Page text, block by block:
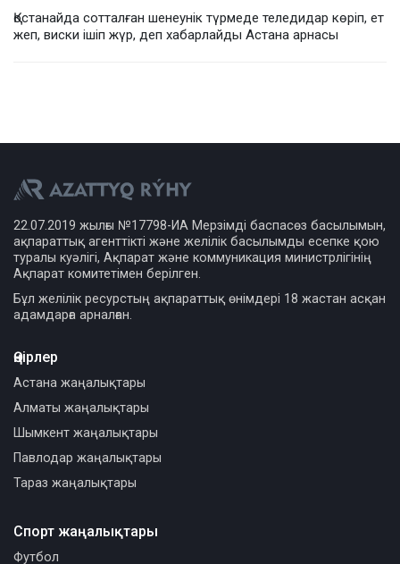
Қостанайда сотталған шенеунік түрмеде теледидар көріп, ет
жеп, виски ішіп жүр, деп хабарлайды Астана арнасы
22.07.2019 жылғы №17798-ИА Мерзімді баспасөз басылымын,
ақпараттық агенттікті және желілік басылымды есепке қою
туралы куәлігі, Ақпарат және коммуникация министрлігінің
Ақпарат комитетімен берілген.
Бұл желілік ресурстың ақпараттық өнімдері 18 жастан асқан
адамдарға арналған.
Өңірлер
Астана жаңалықтары
Алматы жаңалықтары
Шымкент жаңалықтары
Павлодар жаңалықтары
Тараз жаңалықтары
Спорт жаңалықтары
Футбол